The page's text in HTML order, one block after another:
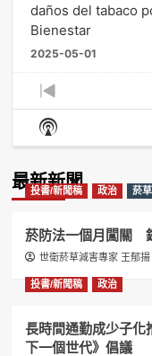
daños del tabaco
Bienestar
2025-05-01
Previous
Episode
Show
Podcast
最新新聞
投書/新聞稿 政治 菸
菸防法一個月闖關
世衛菸草減害專家 王郁揚
投書/新聞稿 政治
長時間通勤成少子化
下一個世代》倡議